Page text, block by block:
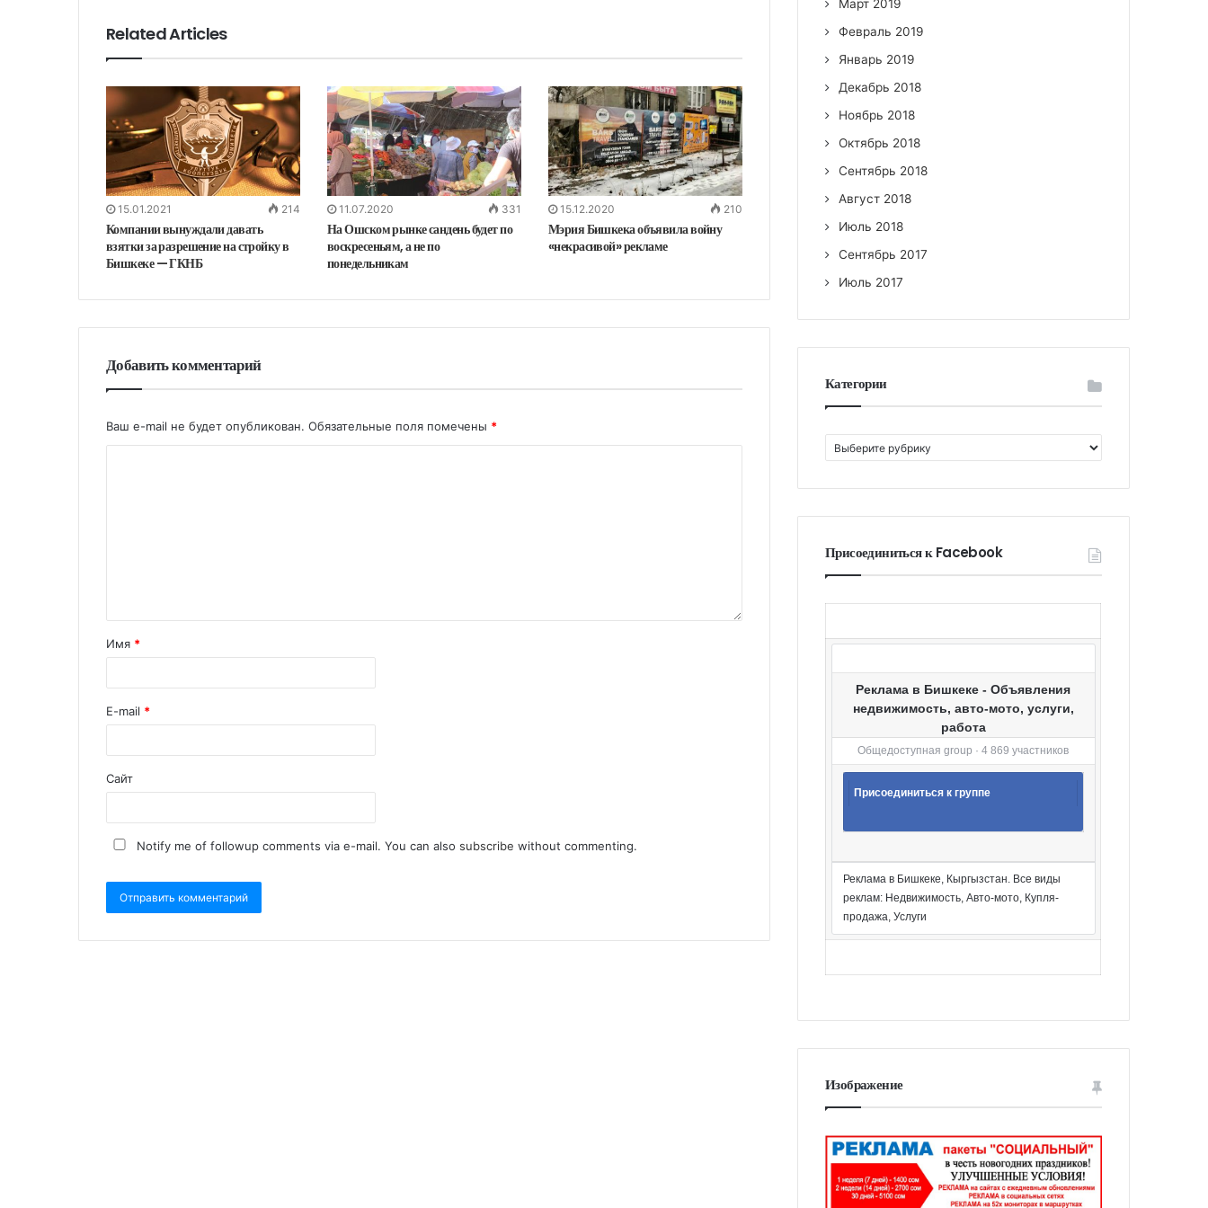
Related Articles
15.01.2021 214
Компании вынуждали давать
взятки за разрешение на стройку в
Бишкеке — ГКНБ
11.07.2020 331
На Ошском рынке сандень будет по
воскресеньям, а не по
понедельникам
15.12.2020 210
Мэрия Бишкека объявила войну
«некрасивой» рекламе
Добавить комментарий
Ваш e-mail не будет опубликован. Обязательные поля помечены *
Имя *
E-mail *
Сайт
Notify me of followup comments via e-mail. You can also subscribe without commenting.
Март 2019
Февраль 2019
Январь 2019
Декабрь 2018
Ноябрь 2018
Октябрь 2018
Сентябрь 2018
Август 2018
Июль 2018
Сентябрь 2017
Июль 2017
Категории
а
г
р
и
Присоединиться к Facebook
Реклама в Бишкеке - Объявления
недвижимость, авто-мото, услуги,
работа
Общедоступная group · 4 869 участников
Присоединиться к группе
Реклама в Бишкеке, Кыргызстан. Все виды
реклам: Недвижимость, Авто-мото, Купля-
продажа, Услуги
Изображение